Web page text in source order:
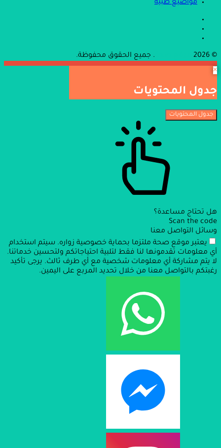
مواضيع طبية
© 2026
. جميع الحقوق محفوظة.
×
جدول المحتويات
جدول المحتويات
هل تحتاج مساعدة؟
Scan the code
وسائل التواصل معنا
يعتبر موقع صحة ملتزما بحماية خصوصية زواره. سيتم استخدام
أي معلومات تقدمونها لنا فقط لتلبية احتياجاتكم ولتحسين خدماتنا.
لا يتم مشاركة أي معلومات شخصية مع أي طرف ثالث. يرجى تأكيد
رغبتكم بالتواصل معنا من خلال تحديد المربع على اليمين.